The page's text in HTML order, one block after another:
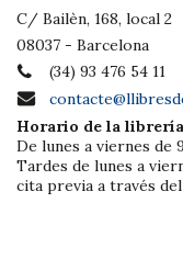
C/ Bailèn, 168, local 2
08037 - Barcelona
(34) 93 476 54 11
Horario de la librería
De lunes a viernes de
Tardes de lunes a
cita previa a través